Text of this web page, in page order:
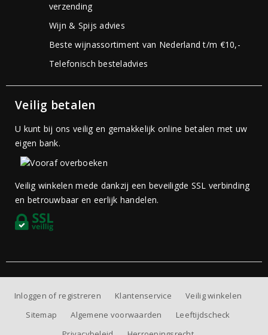
verzending
Wijn & Spijs advies
Beste wijnassortiment van Nederland t/m €10,-
Telefonisch besteladvies
Veilig betalen
U kunt bij ons veilig en gemakkelijk online betalen met uw
eigen bank.
Veilig winkelen mede dankzij een beveiligde SSL verbinding
en betrouwbaar en eerlijk handelen.
Inloggen of registreren Klantenservice
Veilig winkelen
Sitemap
Algemene voorwaarden
Leeftijdscheck